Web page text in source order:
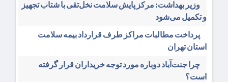
وزیر بهداشت: مرکز پایش سلامت نخل‌تقی با شتاب تجهیز
و تکمیل می‌شود
پرداخت مطالبات مراکز طرف قرارداد بیمه سلامت
استان تهران
چرا جنت‌آباد دوباره مورد توجه خریداران قرار گرفته
است؟